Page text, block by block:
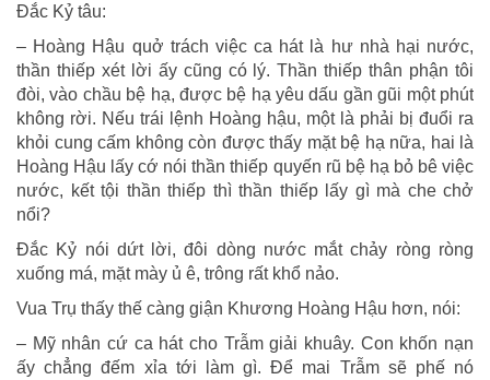
Ðắc Kỷ tâu:
– Hoàng Hậu quở trách việc ca hát là hư nhà hại nước,
thần thiếp xét lời ấy cũng có lý. Thần thiếp thân phận tôi
đòi, vào chầu bệ hạ, được bệ hạ yêu dấu gần gũi một phút
không rời. Nếu trái lệnh Hoàng hậu, một là phải bị đuổi ra
khỏi cung cấm không còn được thấy mặt bệ hạ nữa, hai là
Hoàng Hậu lấy cớ nói thần thiếp quyến rũ bệ hạ bỏ bê việc
nước, kết tội thần thiếp thì thần thiếp lấy gì mà che chở
nổi?
Ðắc Kỷ nói dứt lời, đôi dòng nước mắt chảy ròng ròng
xuống má, mặt mày ủ ê, trông rất khổ nảo.
Vua Trụ thấy thế càng giận Khương Hoàng Hậu hơn, nói:
– Mỹ nhân cứ ca hát cho Trẫm giải khuây. Con khốn nạn
ấy chẳng đếm xỉa tới làm gì. Ðể mai Trẫm sẽ phế nó